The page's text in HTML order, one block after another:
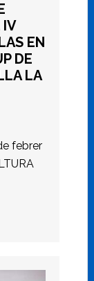
IV
EN
DE
LA
febrer